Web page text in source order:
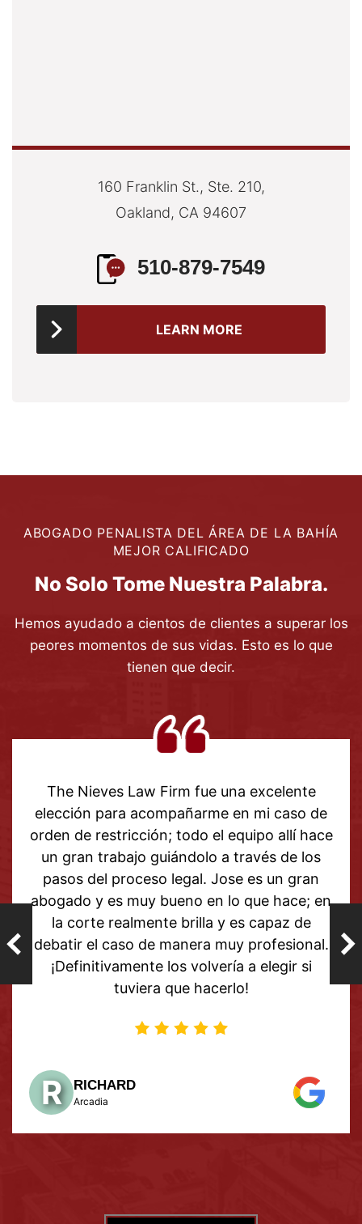
160 Franklin St., Ste. 210,
Oakland, CA 94607
510-879-7549
LEARN MORE
ABOGADO PENALISTA DEL ÁREA DE LA BAHÍA
MEJOR CALIFICADO
No Solo Tome Nuestra Palabra.
Hemos ayudado a cientos de clientes a superar los
peores momentos de sus vidas. Esto es lo que
tienen que decir.
caso de
allí hace
de los
un gran
hace; en
de
elegir si
Gracias a mi abogada Grace
ayuda con mi caso. Tomó un
resultado me hizo tan feliz que
seguir adelante con mi vida y
pasado. Todos en este bufete,
fin, han sido tan serviciales y
¡Recomiendo ampliamente The
Firm!
M